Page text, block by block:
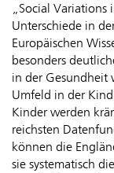
„Social Variations
Unterschiede in
Europäischen
besonders
in der Gesundheit
Umfeld in der
Kinder werden
reichsten
können die
sie systematisch